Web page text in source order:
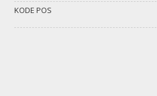
KODE POS